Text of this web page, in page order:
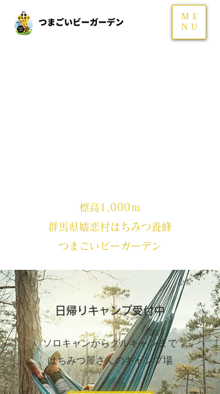
ME
NU
標高1,000ｍ
​群馬県嬬恋村はちみつ養蜂
つまごいビーガーデン
日帰りキャンプ受付中
ソロキャンからグルキャンまで
​はちみつ屋さんのキャンプ場